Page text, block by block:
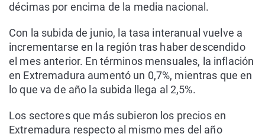
décimas por encima de la media nacional.
Con la subida de junio, la tasa interanual vuelve a
incrementarse en la región tras haber descendido
el mes anterior. En términos mensuales, la inflación
en Extremadura aumentó un 0,7%, mientras que en
lo que va de año la subida llega al 2,5%.
Los sectores que más subieron los precios en
Extremadura respecto al mismo mes del año